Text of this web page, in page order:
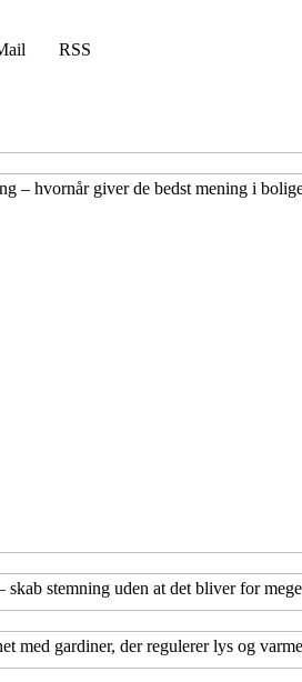
RSS
– hvornår giver de bedst mening i
stemning uden at det bliver for
med gardiner, der regulerer lys og varme